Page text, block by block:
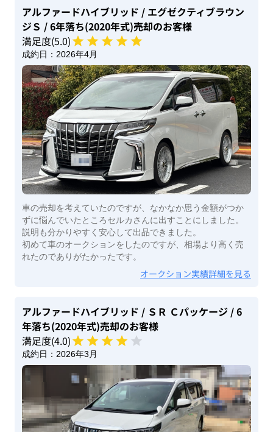
アルファードハイブリッド / エグゼクティブラウン
ジＳ / 6年落ち(2020年式)売却のお客様
満足度(5.0)
成約日： 2026年4月
車の売却を考えていたのですが、なかなか思う金額がつか
ずに悩んでいたところセルカさんに出すことにしました。
説明も分かりやすく安心して出品できました。
初めて車のオークションをしたのですが、相場より高く売
れたのでありがたかったです。
オークション実績詳細を見る
アルファードハイブリッド / ＳＲ Ｃパッケージ / 6
年落ち(2020年式)売却のお客様
満足度(4.0)
成約日： 2026年3月